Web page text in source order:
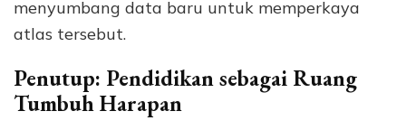
menyumbang data baru untuk memperkaya
atlas tersebut.
Penutup: Pendidikan sebagai Ruang
Tumbuh Harapan